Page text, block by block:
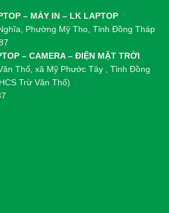
– MÁY IN – LK LAPTOP
Phường Mỹ Tho, Tỉnh Đồng Tháp
– CAMERA – ĐIỆN MẶT TRỜI
Thố, xã Mỹ Phước Tây , Tỉnh Đồng
Trừ Văn Thố)